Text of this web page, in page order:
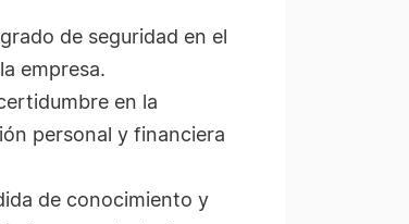
de seguridad en el
empresa.
en la
personal y financiera
de conocimiento y